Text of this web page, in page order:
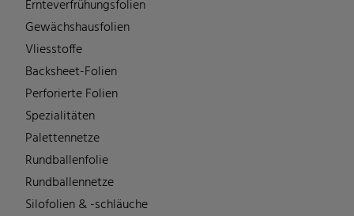
Ernteverfrühungsfolien
Gewächshausfolien
Vliesstoffe
Backsheet-Folien
Perforierte Folien
Spezialitäten
Palettennetze
Rundballenfolie
Rundballennetze
Silofolien & -schläuche